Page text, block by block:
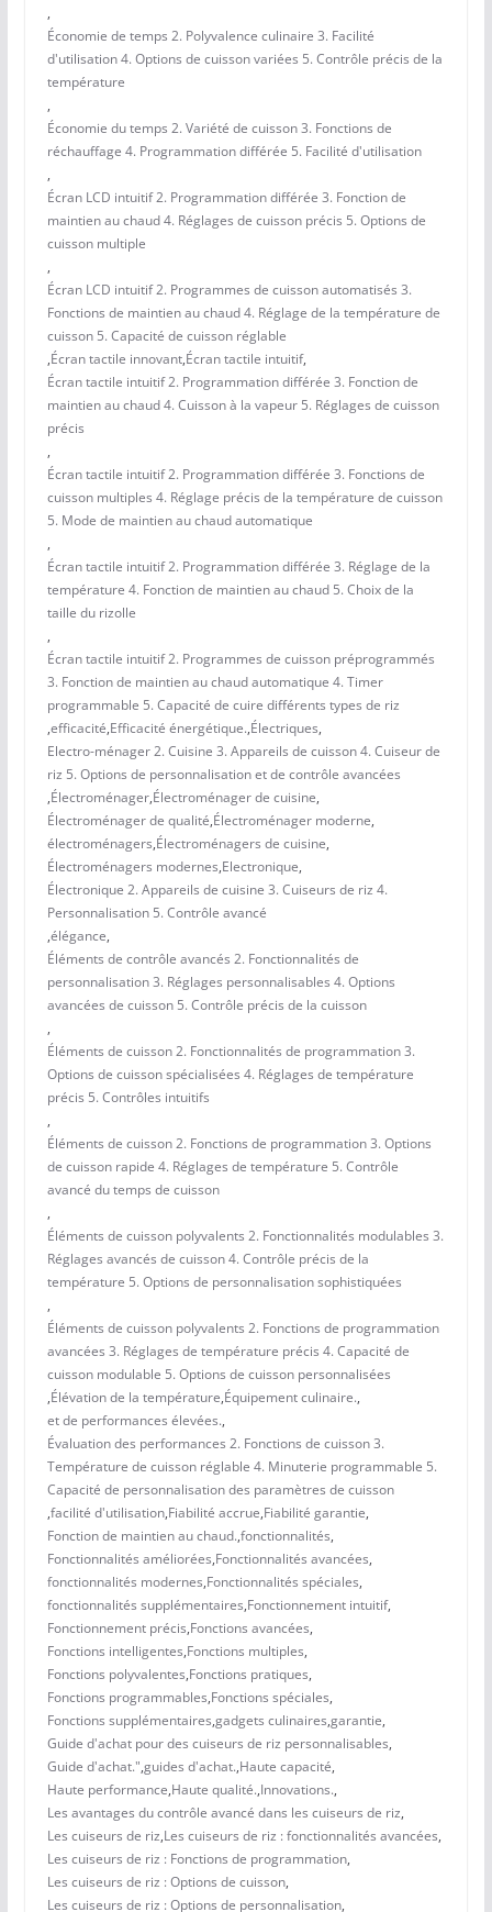
,
Économie de temps 2. Polyvalence culinaire 3. Facilité
d'utilisation 4. Options de cuisson variées 5. Contrôle précis de la
température
,
Économie du temps 2. Variété de cuisson 3. Fonctions de
réchauffage 4. Programmation différée 5. Facilité d'utilisation
,
Écran LCD intuitif 2. Programmation différée 3. Fonction de
maintien au chaud 4. Réglages de cuisson précis 5. Options de
cuisson multiple
,
Écran LCD intuitif 2. Programmes de cuisson automatisés 3.
Fonctions de maintien au chaud 4. Réglage de la température de
cuisson 5. Capacité de cuisson réglable
,Écran tactile innovant,Écran tactile intuitif,
Écran tactile intuitif 2. Programmation différée 3. Fonction de
maintien au chaud 4. Cuisson à la vapeur 5. Réglages de cuisson
précis
,
Écran tactile intuitif 2. Programmation différée 3. Fonctions de
cuisson multiples 4. Réglage précis de la température de cuisson
5. Mode de maintien au chaud automatique
,
Écran tactile intuitif 2. Programmation différée 3. Réglage de la
température 4. Fonction de maintien au chaud 5. Choix de la
taille du rizolle
,
Écran tactile intuitif 2. Programmes de cuisson préprogrammés
3. Fonction de maintien au chaud automatique 4. Timer
programmable 5. Capacité de cuire différents types de riz
,efficacité,Efficacité énergétique.,Électriques,
Electro-ménager 2. Cuisine 3. Appareils de cuisson 4. Cuiseur de
riz 5. Options de personnalisation et de contrôle avancées
,Électroménager,Électroménager de cuisine,
Électroménager de qualité,Électroménager moderne,
électroménagers,Électroménagers de cuisine,
Électroménagers modernes,Electronique,
Électronique 2. Appareils de cuisine 3. Cuiseurs de riz 4.
Personnalisation 5. Contrôle avancé
,élégance,
Éléments de contrôle avancés 2. Fonctionnalités de
personnalisation 3. Réglages personnalisables 4. Options
avancées de cuisson 5. Contrôle précis de la cuisson
,
Éléments de cuisson 2. Fonctionnalités de programmation 3.
Options de cuisson spécialisées 4. Réglages de température
précis 5. Contrôles intuitifs
,
Éléments de cuisson 2. Fonctions de programmation 3. Options
de cuisson rapide 4. Réglages de température 5. Contrôle
avancé du temps de cuisson
,
Éléments de cuisson polyvalents 2. Fonctionnalités modulables 3.
Réglages avancés de cuisson 4. Contrôle précis de la
température 5. Options de personnalisation sophistiquées
,
Éléments de cuisson polyvalents 2. Fonctions de programmation
avancées 3. Réglages de température précis 4. Capacité de
cuisson modulable 5. Options de cuisson personnalisées
,Élévation de la température,Équipement culinaire.,
et de performances élevées.,
Évaluation des performances 2. Fonctions de cuisson 3.
Température de cuisson réglable 4. Minuterie programmable 5.
Capacité de personnalisation des paramètres de cuisson
,facilité d'utilisation,Fiabilité accrue,Fiabilité garantie,
Fonction de maintien au chaud.,fonctionnalités,
Fonctionnalités améliorées,Fonctionnalités avancées,
fonctionnalités modernes,Fonctionnalités spéciales,
fonctionnalités supplémentaires,Fonctionnement intuitif,
Fonctionnement précis,Fonctions avancées,
Fonctions intelligentes,Fonctions multiples,
Fonctions polyvalentes,Fonctions pratiques,
Fonctions programmables,Fonctions spéciales,
Fonctions supplémentaires,gadgets culinaires,garantie,
Guide d'achat pour des cuiseurs de riz personnalisables,
Guide d'achat.",guides d'achat.,Haute capacité,
Haute performance,Haute qualité.,Innovations.,
Les avantages du contrôle avancé dans les cuiseurs de riz,
Les cuiseurs de riz,Les cuiseurs de riz : fonctionnalités avancées,
Les cuiseurs de riz : Fonctions de programmation,
Les cuiseurs de riz : Options de cuisson,
Les cuiseurs de riz : Options de personnalisation,